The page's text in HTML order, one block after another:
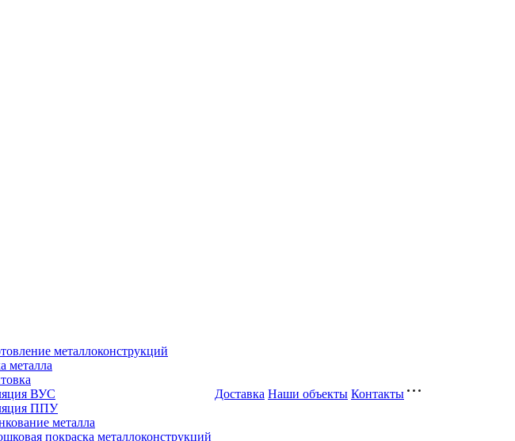
металлоконструкций
металла
ВУС
ППУ
металла
покраска металлоконструкций
Доставка Наши объекты Контакты